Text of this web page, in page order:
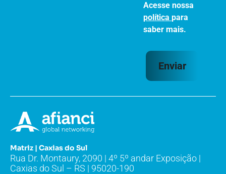
Acesse nossa
políticapara
saber mais.
Enviar
Matriz | Caxias do Sul
Rua Dr. Montaury, 2090 | 4º 5º andar Exposição |
Caxias do Sul – RS | 95020-190